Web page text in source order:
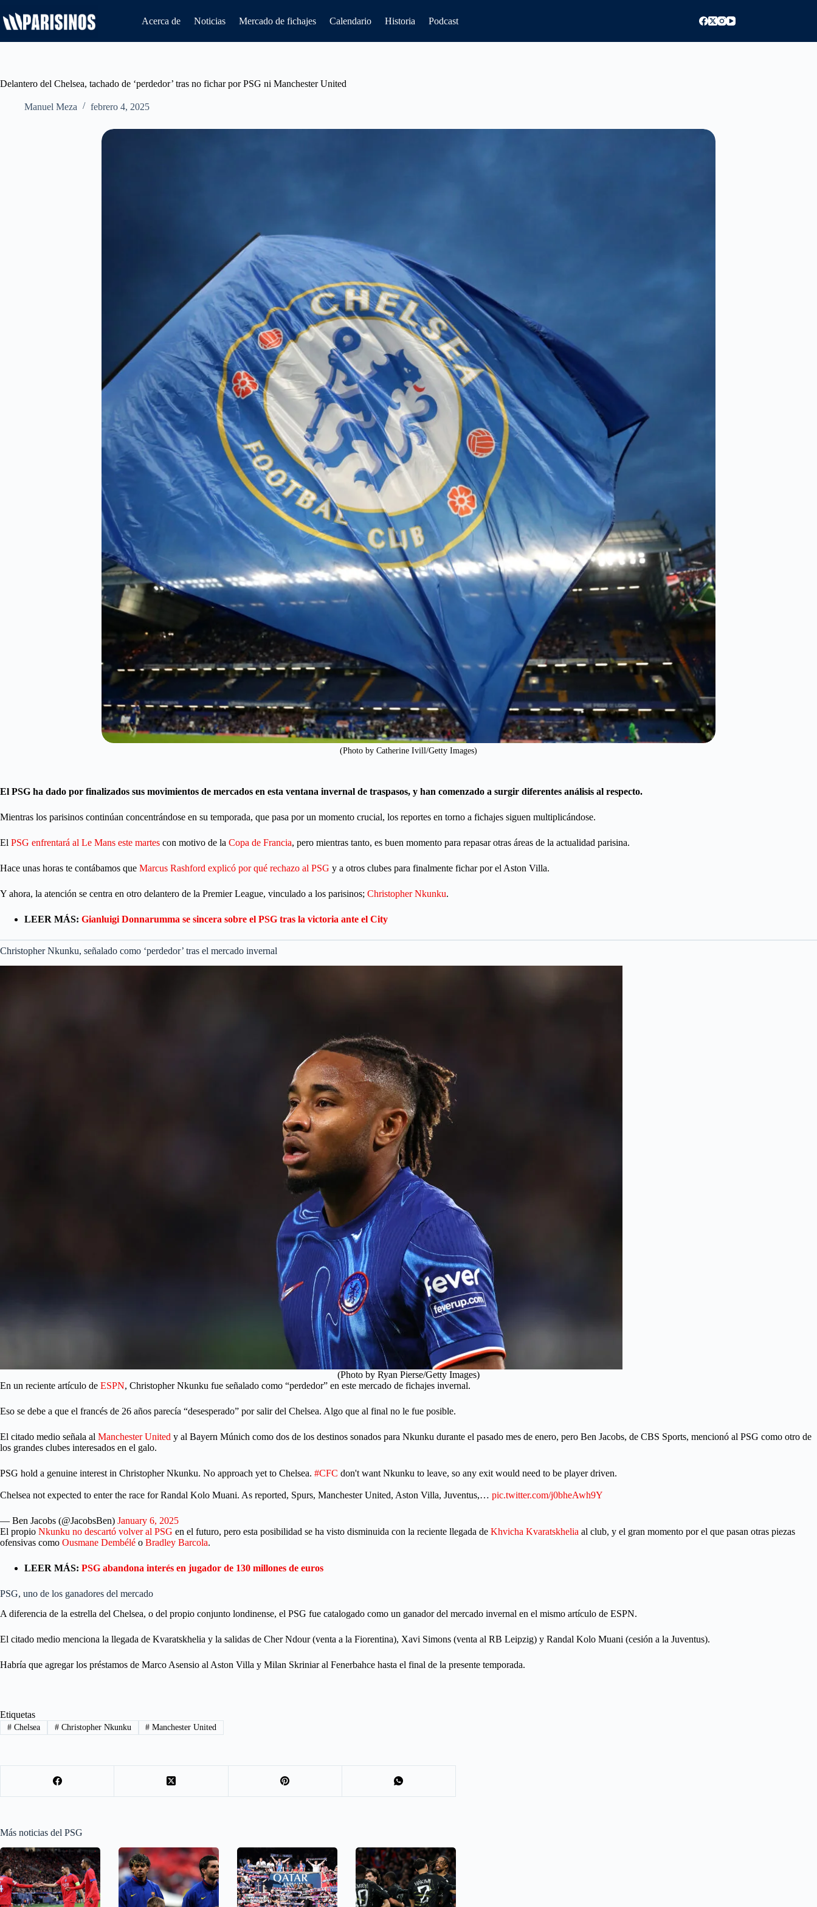
al
contenido
Acerca de Noticias Mercado de fichajes Calendario Historia Podcast
Delantero del Chelsea, tachado de ‘perdedor’ tras no fichar por PSG ni Manchester United
Manuel Meza febrero 4, 2025
(Photo by Catherine Ivill/Getty Images)
El PSG ha dado por finalizados sus movimientos de mercados en esta ventana invernal de traspasos, y han comenzado a surgir diferentes análisis al respecto.
Mientras los parisinos continúan concentrándose en su temporada, que pasa por un momento crucial, los reportes en torno a fichajes siguen multiplicándose.
El PSG enfrentará al Le Mans este martes con motivo de la Copa de Francia, pero mientras tanto, es buen momento para repasar otras áreas de la actualidad parisina.
Hace unas horas te contábamos que Marcus Rashford explicó por qué rechazo al PSG y a otros clubes para finalmente fichar por el Aston Villa.
Y ahora, la atención se centra en otro delantero de la Premier League, vinculado a los parisinos; Christopher Nkunku.
LEER MÁS: Gianluigi Donnarumma se sincera sobre el PSG tras la victoria ante el City
Christopher Nkunku, señalado como ‘perdedor’ tras el mercado invernal
(Photo by Ryan Pierse/Getty Images)
En un reciente artículo de ESPN, Christopher Nkunku fue señalado como “perdedor” en este mercado de fichajes invernal.
Eso se debe a que el francés de 26 años parecía “desesperado” por salir del Chelsea. Algo que al final no le fue posible.
El citado medio señala al Manchester United y al Bayern Múnich como dos de los destinos sonados para Nkunku durante el pasado mes de enero, pero Ben Jacobs, de CBS Sports, mencionó al PSG como otro de
los grandes clubes interesados en el galo.
PSG hold a genuine interest in Christopher Nkunku. No approach yet to Chelsea. #CFC don't want Nkunku to leave, so any exit would need to be player driven.
Chelsea not expected to enter the race for Randal Kolo Muani. As reported, Spurs, Manchester United, Aston Villa, Juventus,… pic.twitter.com/j0bheAwh9Y
— Ben Jacobs (@JacobsBen) January 6, 2025
El propio Nkunku no descartó volver al PSG en el futuro, pero esta posibilidad se ha visto disminuida con la reciente llegada de Khvicha Kvaratskhelia al club, y el gran momento por el que pasan otras piezas
ofensivas como Ousmane Dembélé o Bradley Barcola.
LEER MÁS: PSG abandona interés en jugador de 130 millones de euros
PSG, uno de los ganadores del mercado
A diferencia de la estrella del Chelsea, o del propio conjunto londinense, el PSG fue catalogado como un ganador del mercado invernal en el mismo artículo de ESPN.
El citado medio menciona la llegada de Kvaratskhelia y la salidas de Cher Ndour (venta a la Fiorentina), Xavi Simons (venta al RB Leipzig) y Randal Kolo Muani (cesión a la Juventus).
Habría que agregar los préstamos de Marco Asensio al Aston Villa y Milan Skriniar al Fenerbahce hasta el final de la presente temporada.
Etiquetas
#Chelsea #Christopher Nkunku # Manchester United
Más noticias del PSG